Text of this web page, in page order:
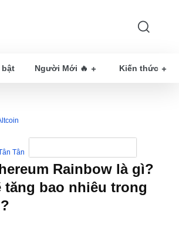
bật Người Mới 🔥 Kiến thức
Tân
Rainbow là gì?
tăng bao nhiêu trong